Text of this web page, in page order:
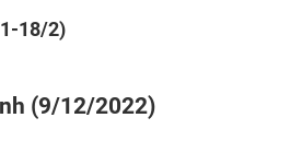
18/2)
(9/12/2022)